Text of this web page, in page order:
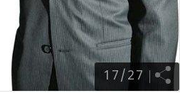
17/27